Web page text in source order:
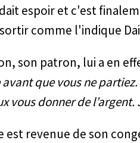
espoir et c'est
comme l'indique
son patron, lui a en
que vous ne
vous donner de
est revenue de son